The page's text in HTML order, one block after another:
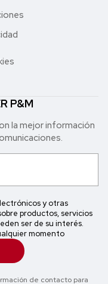
P&M
la mejor in formación
y otras
productos, servicios
ser de su interés.
momento
de contacto para